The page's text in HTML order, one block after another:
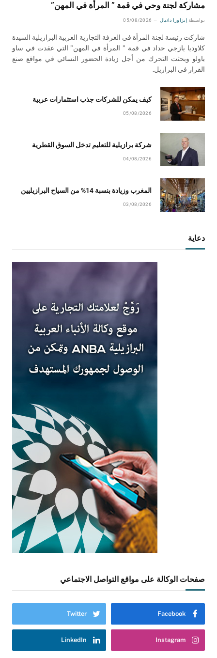
مشاركة لجنة وحي في قمة ” المرأة في المهن”
بواسطة إيزاورا دانيال 05/08/2026
شاركت رئيسة لجنة المرأة في الغرفة التجارية العربية البرازيلية السيدة
كلاوديا يازجي حداد في قمة ” المرأة في المهن” التي عقدت في ساو
باولو وبحثت التحرك من أجل زيادة الحضور النسائي في مواقع صنع
القرار في البرازيل.
كيف يمكن للشركات جذب استثمارات عربية
05/08/2026
شركة برازيلية للتعليم تدخل السوق القطرية
04/08/2026
المغرب وزيادة بنسبة 14% من السياح البرازيليين
03/08/2026
دعاية
صفحات الوكالة على مواقع التواصل الاجتماعي
Facebook
Twitter
Instagram
LinkedIn